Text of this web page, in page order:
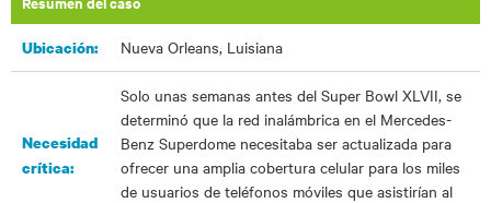
Ubicación: Nueva Orleans, Luisiana
Necesidad
crítica:
Solo unas semanas antes del Super Bowl XLVII, se
determinó que la red inalámbrica en el Mercedes-
Benz Superdome necesitaba ser actualizada para
ofrecer una amplia cobertura celular para los miles
de usuarios de teléfonos móviles que asistirían al